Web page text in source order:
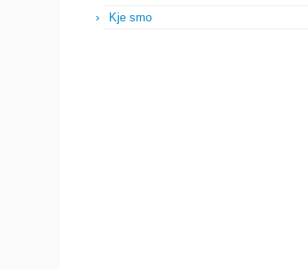
Kje smo